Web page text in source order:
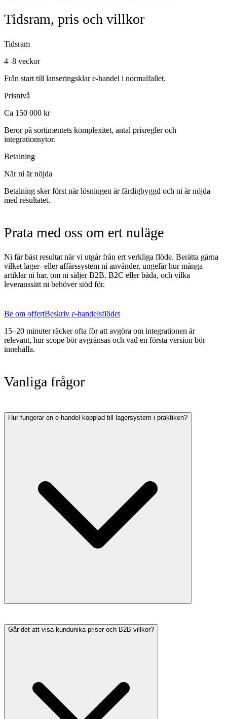
Tidsram, pris och villkor
Tidsram
4–8 veckor
Från start till lanseringsklar e-handel i normalfallet.
Prisnivå
Ca 150 000 kr
Beror på sortimentets komplexitet, antal prisregler och
integrationsytor.
Betalning
När ni är nöjda
Betalning sker först när lösningen är färdigbyggd och ni är nöjda
med resultatet.
Prata med oss om ert nuläge
Ni får bäst resultat när vi utgår från ert verkliga flöde. Berätta gärna
vilket lager- eller affärssystem ni använder, ungefär hur många
artiklar ni har, om ni säljer B2B, B2C eller båda, och vilka
leveranssätt ni behöver stöd för.
Be om offertBeskriv e-handelsflödet
15–20 minuter räcker ofta för att avgöra om integrationen är
relevant, hur scope bör avgränsas och vad en första version bör
innehålla.
Vanliga frågor
Hur fungerar en e-handel kopplad till lagersystem i praktiken?
Går det att visa kundunika priser och B2B-villkor?